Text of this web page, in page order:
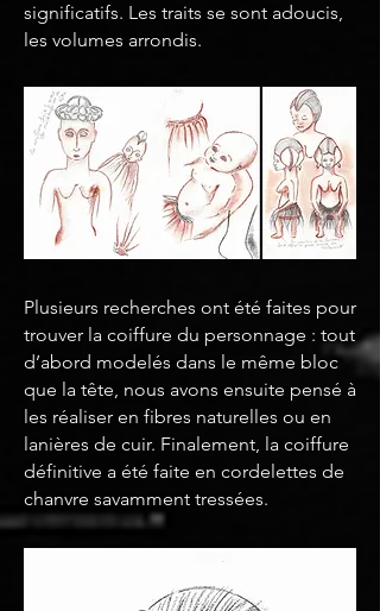
significatifs. Les traits se sont adoucis,
les volumes arrondis.
Plusieurs recherches ont été faites pour
trouver la coiffure du personnage : tout
d’abord modelés dans le même bloc
que la tête, nous avons ensuite pensé à
les réaliser en fibres naturelles ou en
lanières de cuir. Finalement, la coiffure
définitive a été faite en cordelettes de
chanvre savamment tressées.